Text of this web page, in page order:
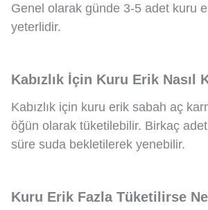
Genel olarak günde 3-5 adet kuru
yeterlidir.
Kabızlık İçin Kuru Erik Nasıl
Kabızlık için kuru erik sabah aç
öğün olarak tüketilebilir. Birkaç
süre suda bekletilerek yenebilir.
Kuru Erik Fazla Tüketilirse